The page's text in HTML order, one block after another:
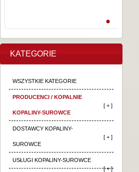
KATEGORIE
WSZYSTKIE KATEGORIE
PRODUCENCI / KOPALNIE
KOPALINY-SUROWCE
[ + ]
DOSTAWCY KOPALINY-
SUROWCE
[ + ]
USŁUGI KOPALINY-SUROWCE
[ + ]